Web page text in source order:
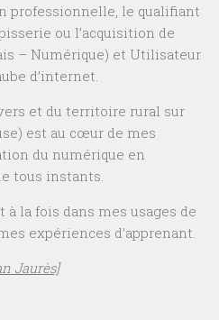
professionnelle, le qualifiant
ou l’acquisition de
– Numérique) et Utilisateur
d’internet.
et du territoire rural sur
est au cœur de mes
du numérique en
tous instants.
la fois dans mes usages de
expériences d’apprenant.
Jaurès]